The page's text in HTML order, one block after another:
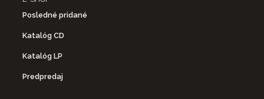
Posledné pridané
Katalóg CD
Katalóg LP
Predpredaj